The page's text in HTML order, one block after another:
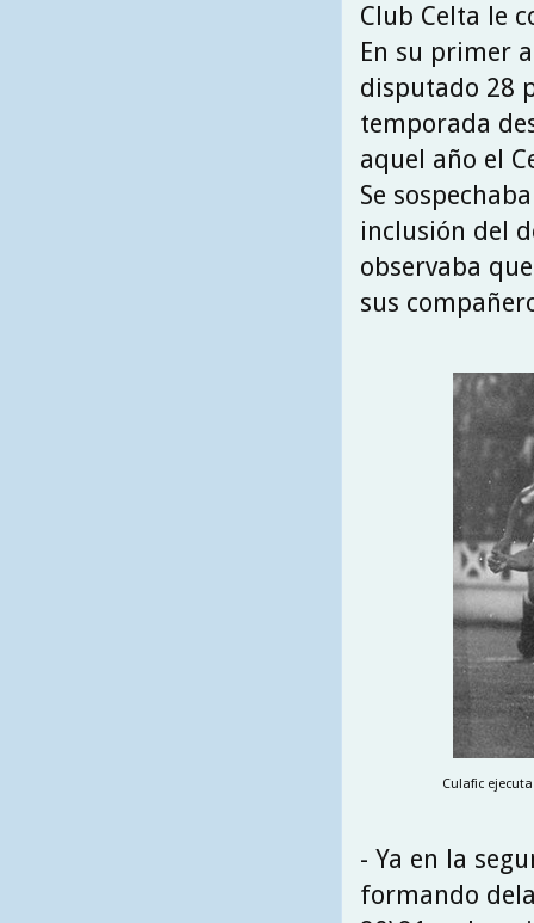
Club Celta le
En su primer
disputado 28
temporada
aquel año el
Se
inclusión del
observaba
sus
Culafic
- Ya en la
formando